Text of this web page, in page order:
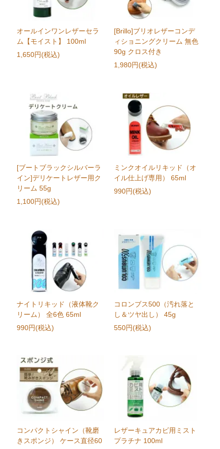
オールインワンレザーセラ
ム【モイスト】 100ml
1,650円(税込)
[Brillo]ブリオレザーコンデ
ィショニングクリーム 無色
90g クロス付き
1,980円(税込)
[ブートブラックシルバーラ
イン]デリケートレザー用ク
リーム 55g
1,100円(税込)
ミンクオイルリキッド（オ
イル仕上げ専用） 65ml
990円(税込)
ナイトリキッド（液体靴ク
リーム） 全6色 65ml
990円(税込)
コロンブス500（汚れ落と
し＆ツヤ出し） 45g
550円(税込)
コンパクトシャイン（靴磨
きスポンジ） ケース直径60
レザーキュアカビ用ミスト
プラチナ 100ml